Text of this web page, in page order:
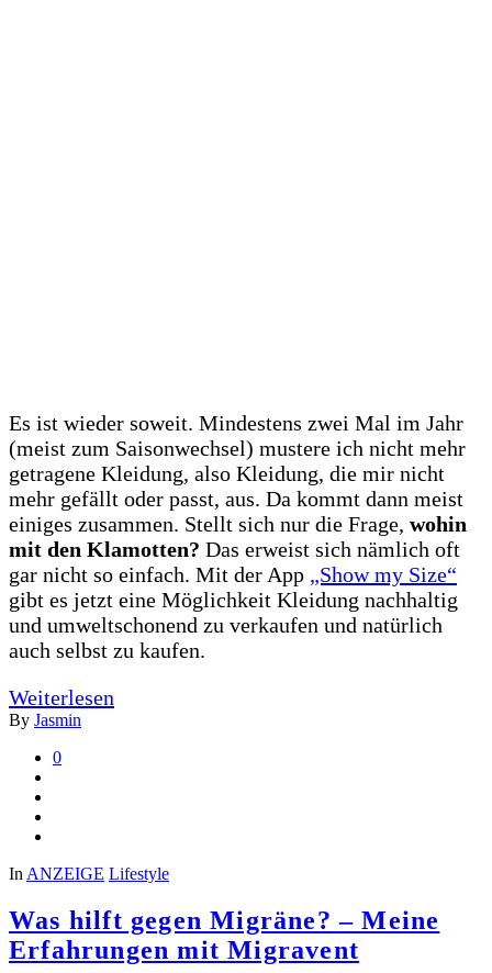
Es ist wieder soweit. Mindestens zwei Mal im Jahr
(meist zum Saisonwechsel) mustere ich nicht mehr
getragene Kleidung, also Kleidung, die mir nicht
mehr gefällt oder passt, aus. Da kommt dann meist
einiges zusammen. Stellt sich nur die Frage, wohin
mit den Klamotten? Das erweist sich nämlich oft
gar nicht so einfach. Mit der App „Show my Size“
gibt es jetzt eine Möglichkeit Kleidung nachhaltig
und umweltschonend zu verkaufen und natürlich
auch selbst zu kaufen.
Weiterlesen
By Jasmin
0
In ANZEIGE Lifestyle
Was hilft gegen Migräne? – Meine
Erfahrungen mit Migravent